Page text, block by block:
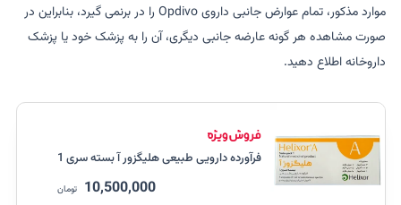
موارد مذکور، تمام عوارض جانبی داروی Opdivo را در برنمی گیرد، بنابراین در
صورت مشاهده هر گونه عارضه جانبی دیگری، آن را به پزشک خود یا پزشک
داروخانه اطلاع دهید.
فرآورده دارویی طبیعی هلیگزور آ بسته سری 1
10,500,000 تومان